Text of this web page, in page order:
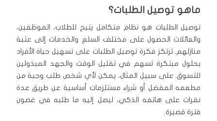
ماهو توصيل الطلبات؟
توصيل الطلبات هو نظام متكامل يتيح للطلاب، الموظفين،
والعائلات الحصول على مختلف السلع والخدمات إلى عتبة
منازلهم. ترتكز فكرة توصيل الطلبات على تسهيل حياة الأفراد
بحلول مبتكرة تسهم في تقليل الوقت والجهد المبذولين
للتسوق. على سبيل المثال، يمكن لأي شخص طلب وجبة من
مطعمه المفضل أو شراء مستلزمات أساسية عن طريق عدة
نقرات على هاتفه الذكي، ليصل إليه ما طلبه في غضون
فترة قصيرة.